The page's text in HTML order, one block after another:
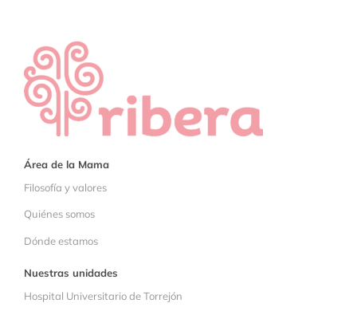
Área de la Mama
Filosofía y valores
Quiénes somos
Dónde estamos
Nuestras unidades
Hospital Universitario de Torrejón